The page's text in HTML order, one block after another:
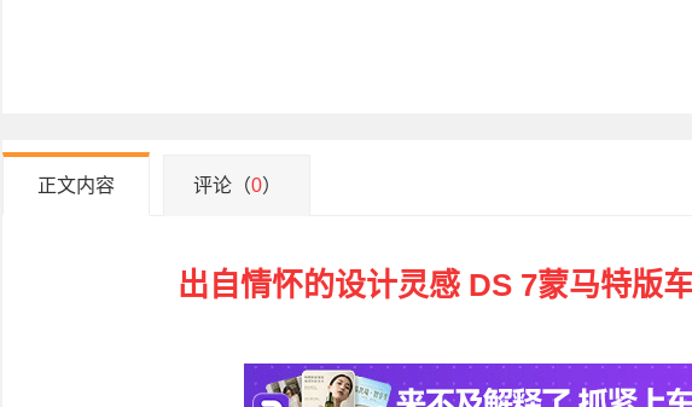
正文内容 评论（0）
出自情怀的设计灵感 DS 7蒙马特版